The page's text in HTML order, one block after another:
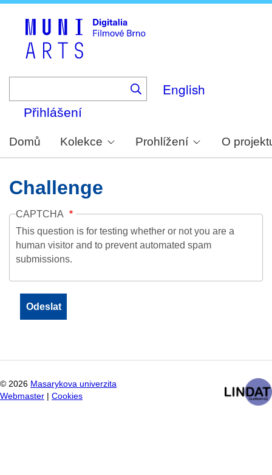
English
Přihlášení
Domů Kolekce Prohlížení O
Challenge
CAPTCHA
This question is for testing whether or not you are a
human visitor and to prevent automated spam
submissions.
© 2026 Masarykova univerzita
Webmaster
Cookies